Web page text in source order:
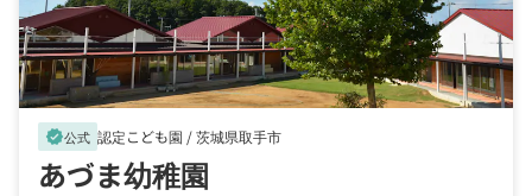
verified公式 認定こども園 /茨城県取手市
あづま幼稚園